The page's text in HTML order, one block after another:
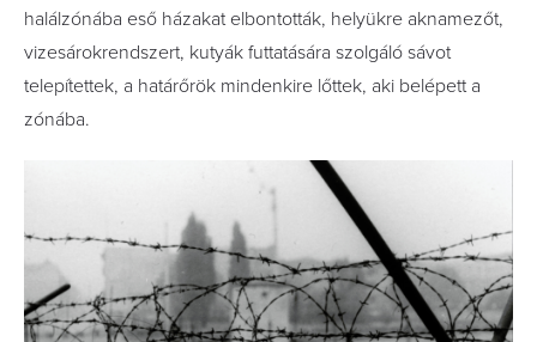
halálzónába eső házakat elbontották, helyükre aknamezőt,
vizesárokrendszert, kutyák futtatására szolgáló sávot
telepítettek, a határőrök mindenkire lőttek, aki belépett a
zónába.